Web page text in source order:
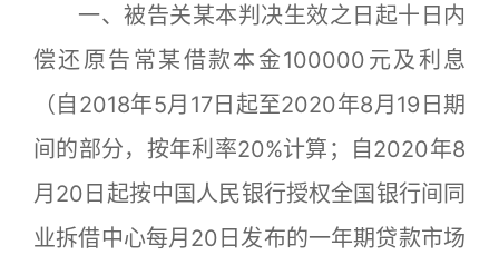
一、被告关某本判决生效之日起十日内
偿还原告常某借款本金100000元及利息
（自2018年5月17日起至2020年8月19日期
间的部分，按年利率20%计算；自2020年8
月20日起按中国人民银行授权全国银行间同
业拆借中心每月20日发布的一年期贷款市场